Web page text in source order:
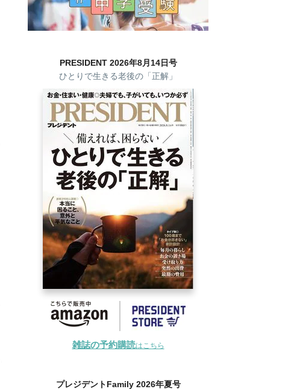
PRESIDENT 2026年8月14日号
ひとりで生きる老後の「正解」
雑誌の予約購読はこちら
プレジデントFamily 2026年夏号